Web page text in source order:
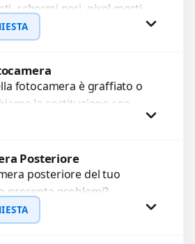
schermi neri, pixel morti,
schermo, vetro incrinato,
o colori sbiaditi,...
Preventivo
fotocamera è graffiato o
la sostituzione con
qualità garantiti per 3
Procedi
Posteriore
posteriore del tuo
presenta problemi?
per risolvere guasti come
messa a fuoco non